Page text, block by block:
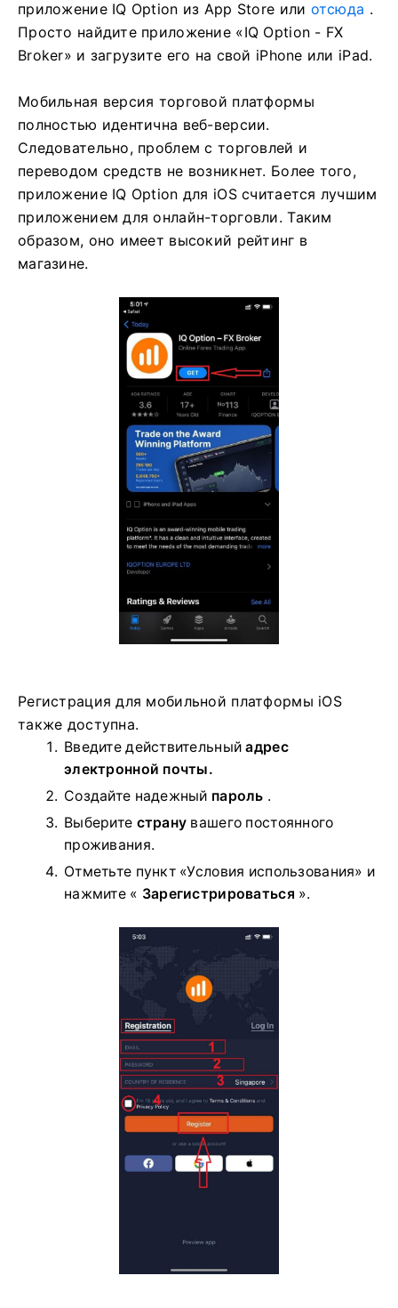
приложение IQ Option из App Store или отсюда .
Просто найдите приложение «IQ Option - FX
Broker» и загрузите его на свой iPhone или iPad.
Мобильная версия торговой платформы
полностью идентична веб-версии.
Следовательно, проблем с торговлей и
переводом средств не возникнет. Более того,
приложение IQ Option для iOS считается лучшим
приложением для онлайн-торговли. Таким
образом, оно имеет высокий рейтинг в
магазине.
Регистрация для мобильной платформы iOS
также доступна.
Введите действительныйадрес
электронной почты.
Создайте надежный пароль .
Выберите страну вашего постоянного
проживания.
Отметьте пункт «Условия использования» и
нажмите « Зарегистрироваться ».